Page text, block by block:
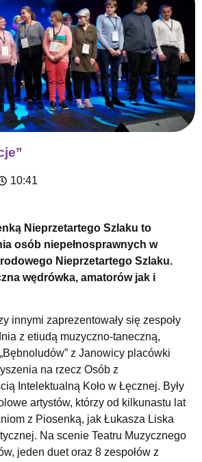
10:41
Nieprzetartego Szlaku to
osób niepełnosprawnych w
Nieprzetartego Szlaku.
wędrówka, amatorów jak i
innymi zaprezentowały się zespoły
z etiudą muzyczno-taneczną,
z Janowicy placówki
na rzecz Osób z
Intelektualną Koło w Łęcznej. Były
artystów, którzy od kilkunastu lat
z Piosenką, jak Łukasza Liska
Na scenie Teatru Muzycznego
jeden duet oraz 8 zespołów z